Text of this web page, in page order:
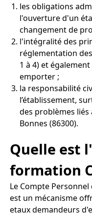
les obligations
l'ouverture d'un
changement de
l'intégralité des
réglementation
1 à 4) et
emporter ;
la responsabilité
l’établissement,
des problèmes liés
Bonnes (86300).
Quelle est
formation
Le Compte
est un mécanisme
etaux demandeurs